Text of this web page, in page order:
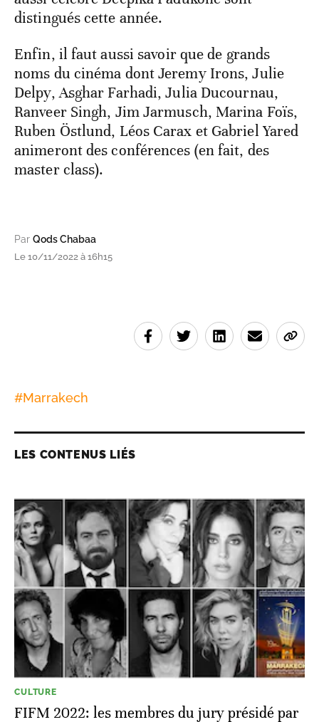
distingués cette année.
Enfin, il faut aussi savoir que de grands
noms du cinéma dont Jeremy Irons, Julie
Delpy, Asghar Farhadi, Julia Ducournau,
Ranveer Singh, Jim Jarmusch, Marina Foïs,
Ruben Östlund, Léos Carax et Gabriel Yared
animeront des conférences (en fait, des
master class).
Par Qods Chabaa
Le 10/11/2022 à 16h15
#Marrakech
LES CONTENUS LIÉS
CULTURE
FIFM 2022: les membres du jury présidé par